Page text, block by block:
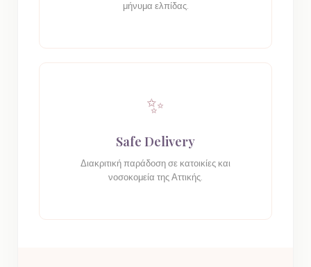
μήνυμα ελπίδας.
✨
Safe Delivery
Διακριτική παράδοση σε κατοικίες και
νοσοκομεία της Αττικής.